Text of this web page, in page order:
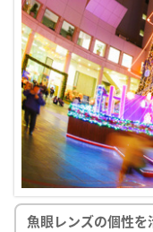
魚眼レンズの個性を